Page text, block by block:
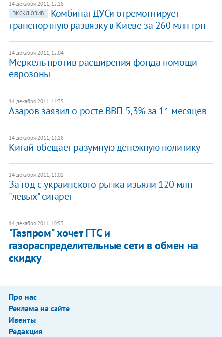
14 декабря 2011, 12:28
ЭКСКЛЮЗИВ
Комбинат ДУСи отремонтирует
транспортную развязку в Киеве за 260 млн грн
14 декабря 2011, 12:04
Меркель против расширения фонда помощи
еврозоны
14 декабря 2011, 11:35
Азаров заявил о росте ВВП 5,3% за 11 месяцев
14 декабря 2011, 11:28
Китай обещает разумную денежную политику
14 декабря 2011, 11:02
За год с украинского рынка изъяли 120 млн
"левых" сигарет
14 декабря 2011, 10:53
"Газпром" хочет ГТС и
газораспределительные сети в обмен на
скидку
Про нас
Реклама на сайте
Ивенты
Редакция